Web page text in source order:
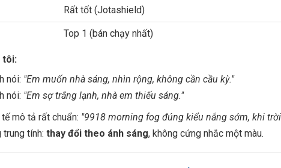
Rất tốt (Jotashield)
Top 1 (bán chạy nhất)
tôi:
nói: "Em muốn nhà sáng, nhìn rộng, không cần cầu kỳ."
nói: "Em sợ trắng lạnh, nhà em thiếu sáng."
mô tả rất chuẩn: "9918 morning fog đúng kiểu nắng sớm, khi
tính: thay đổi theo ánh sáng, không cứng nhắc một màu.